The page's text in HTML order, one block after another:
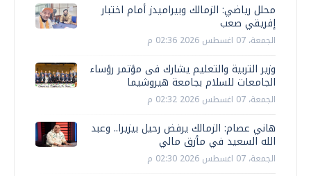
محلل رياضي: الزمالك وبيراميدز أمام اختبار
إفريقي صعب
الجمعة، 07 اغسطس 2026 02:36 م
وزير التربية والتعليم يشارك فى مؤتمر رؤساء
الجامعات للسلام بجامعة هيروشيما
الجمعة، 07 اغسطس 2026 02:32 م
هاني عصام: الزمالك يرفض رحيل بيزيرا.. وعبد
الله السعيد في مأزق مالي
الجمعة، 07 اغسطس 2026 02:30 م